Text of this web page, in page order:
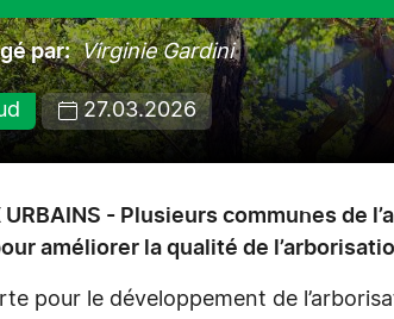
par Virginie Gardini
27.03.2026
URBAINS - Plusieurs communes de
améliorer la qualité de
pour le développement de